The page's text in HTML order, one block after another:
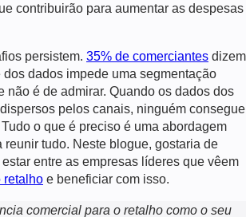
contribuirão para aumentar as despesas
persistem. 35% de comerciantes dizem
dados impede uma segmentação
não é de admirar. Quando os dados dos
pelos canais, ninguém consegue
o que é preciso é uma abordagem
reunir tudo. Neste blogue, gostaria de
entre as empresas líderes que vêem
retalho e beneficiar com isso.
comercial para o retalho como o seu